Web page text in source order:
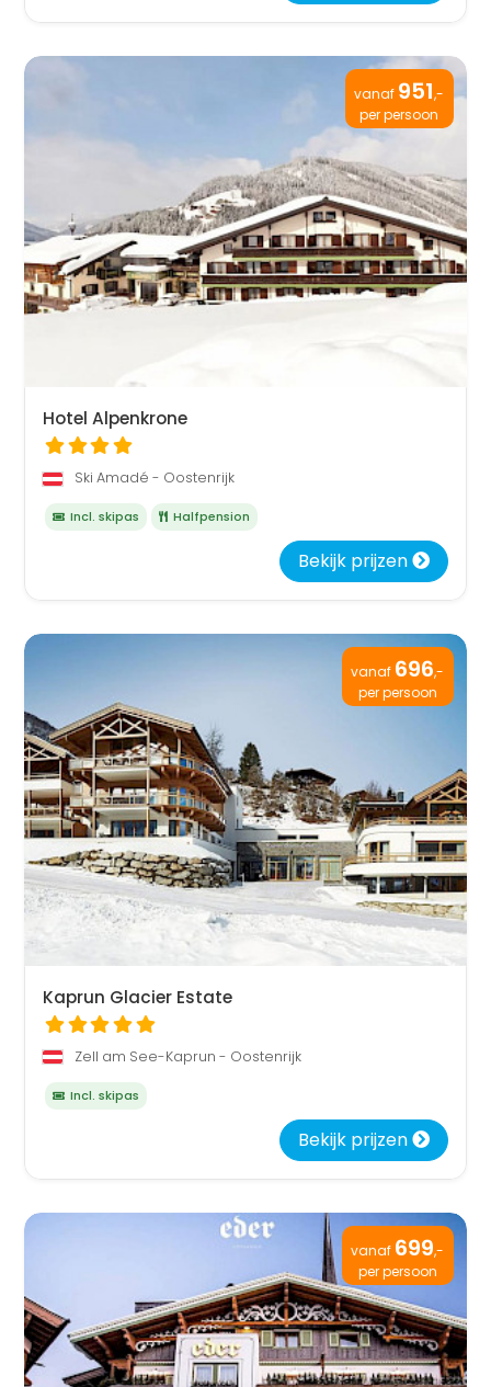
vanaf 951,-
per persoon
Hotel Alpenkrone
Ski Amadé - Oostenrijk
Incl. skipas Halfpension
Bekijk prijzen
vanaf 696,-
per persoon
Kaprun Glacier Estate
Zell am See-Kaprun - Oostenrijk
Incl. skipas
Bekijk prijzen
vanaf 699,-
per persoon